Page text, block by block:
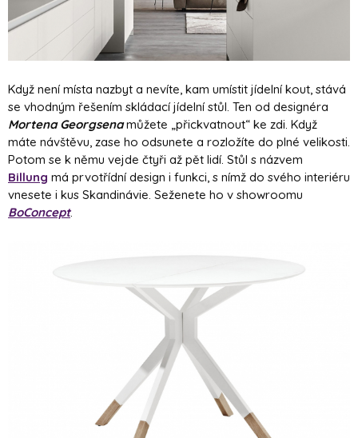
Když není místa nazbyt a nevíte, kam umístit jídelní kout, stává
se vhodným řešením skládací jídelní stůl. Ten od designéra
Mortena Georgsenamůžete „přickvatnout“ ke zdi. Když
máte návštěvu, zase ho odsunete a rozložíte do plné velikosti.
Potom se k němu vejde čtyři až pět lidí. Stůl s názvem
Billung má prvotřídní design i funkci, s nímž do svého interiéru
vnesete i kus Skandinávie. Seženete ho v showroomu
BoConcept.